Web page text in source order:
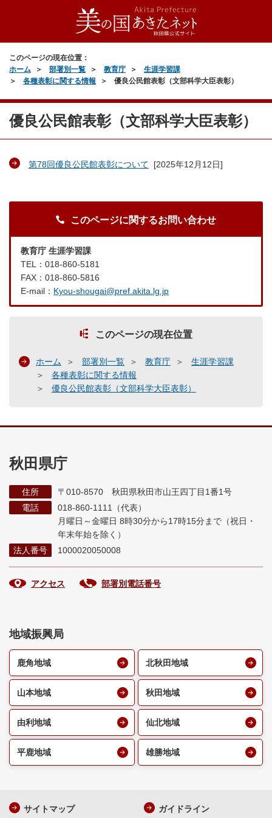
このページの現在位置：
ホーム
部署別一覧 教育庁
生涯学習課
各種表彰に関する情報
優良公民館表彰（文部科学大臣表彰）
優良公民館表彰（文部科学大臣表彰）
第78回優良公民館表彰について [2025年12月12日]
このページに関するお問い合わせ
教育庁 生涯学習課
TEL：018-860-5181
FAX：018-860-5816
E-mail： Kyou-shougai@pref.akita.lg.jp
このページの現在位置
ホーム 部署別一覧 教育庁
生涯学習課
各種表彰に関する情報
優良公民館表彰（文部科学大臣表彰）
秋田県庁
住所
〒010-8570 秋田県秋田市山王四丁目1番1号
電話
018-860-1111（代表）
月曜日～金曜日 8時30分から17時15分まで （祝日・
年末年始を除く）
法人番号
1000020050008
アクセス 部署別電話番号
地域振興局
鹿角地域 北秋田地域
山本地域 秋田地域
由利地域 仙北地域
平鹿地域 雄勝地域
サイトマップ ガイドライン